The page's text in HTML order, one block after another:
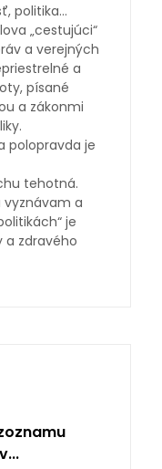
politika…
„cestujúci“
a verejných
a
písané
a zákonmi
polopravda je
tehotná.
vyznávam a
je
a zdravého